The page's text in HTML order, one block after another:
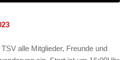
alle Mitglieder, Freunde und